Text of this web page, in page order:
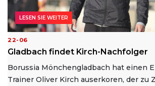
22-06
Gladbach findet Kirch-Nachfolger
Borussia Mönchengladbach hat einen
Trainer Oliver Kirch auserkoren, der zu
LESEN SIE WEITER